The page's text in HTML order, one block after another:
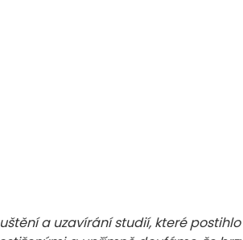
a uzavírání studií, které postihlo